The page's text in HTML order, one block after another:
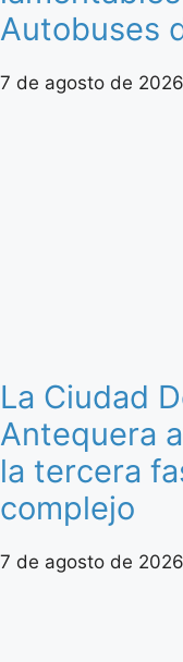
Autobuses
7 de agosto de 2026
La Ciudad
Antequera
la tercera
complejo
7 de agosto de 2026